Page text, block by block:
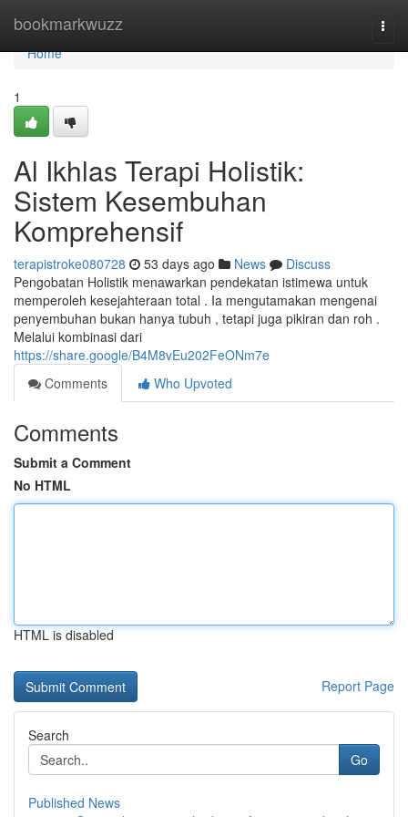
bookmarkwuzz
Home
Home
1
Al Ikhlas Terapi Holistik:
Sistem Kesembuhan
Komprehensif
terapistroke080728 53 days ago News
Discuss
Pengobatan Holistik menawarkan pendekatan istimewa untuk
memperoleh kesejahteraan total . Ia mengutamakan mengenai
penyembuhan bukan hanya tubuh , tetapi juga pikiran dan roh .
Melalui kombinasi dari
https://share.google/B4M8vEu202FeONm7e
Comments
Who Upvoted
Comments
Submit a Comment
No HTML
HTML is disabled
Report Page
Search
Go
Published News